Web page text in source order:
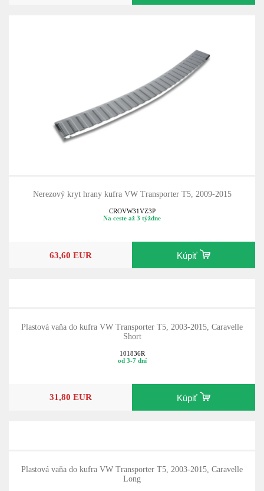
Nerezový kryt hrany kufra VW Transporter T5, 2009-2015
CROVW31VZ3P
Na ceste až 3 týždne
63,60 EUR Kúpiť
Plastová vaňa do kufra VW Transporter T5, 2003-2015, Caravelle
Short
101836R
od 3-7 dní
31,80 EUR Kúpiť
Plastová vaňa do kufra VW Transporter T5, 2003-2015, Caravelle
Long